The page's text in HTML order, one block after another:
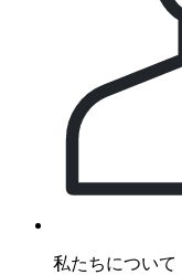
私たちについて